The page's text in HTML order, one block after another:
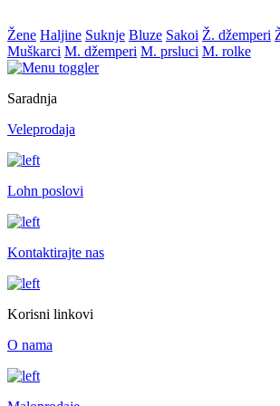
Žene Haljine Suknje Bluze Sakoi Ž. džemperi
Muškarci M. džemperi M. prsluci M. rolke
Saradnja
Veleprodaja
Lohn poslovi
Kontaktirajte nas
Korisni linkovi
O nama